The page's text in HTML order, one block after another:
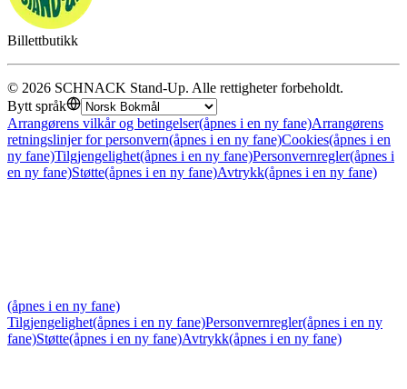
Billettbutikk
© 2026 SCHNACK Stand-Up. Alle rettigheter forbeholdt.
Bytt språk
Arrangørens vilkår og betingelser(åpnes i en ny fane)Arrangørens
retningslinjer for personvern(åpnes i en ny fane)Cookies(åpnes i en
ny fane)Tilgjengelighet(åpnes i en ny fane)Personvernregler(åpnes i
en ny fane)Støtte(åpnes i en ny fane)Avtrykk(åpnes i en ny fane)
(åpnes i en ny fane)
Tilgjengelighet(åpnes i en ny fane)Personvernregler(åpnes i en ny
fane)Støtte(åpnes i en ny fane)Avtrykk(åpnes i en ny fane)